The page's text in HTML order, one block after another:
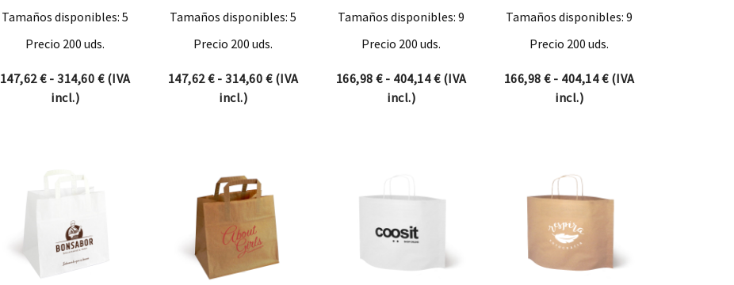
Tamaños disponibles: 5
Precio 200 uds.
147,62€ - 314,60 €Rango de precios: desde 147,62 € hasta 314,60 €
(IVA
incl.)
Tamaños disponibles: 5
Precio 200 uds.
147,62€ - 314,60 €Rango de precios: desde 147,62 € hasta 314,60 €
(IVA
incl.)
Tamaños disponibles: 9
Precio 200 uds.
166,98€ - 404,14€Rango de precios: desde 166,98 € hasta 404,14 €
(IVA
incl.)
Tamaños disponibles: 9
Precio 200 uds.
166,98€ - 404,14€Rango de precios:
(IVA
incl.)